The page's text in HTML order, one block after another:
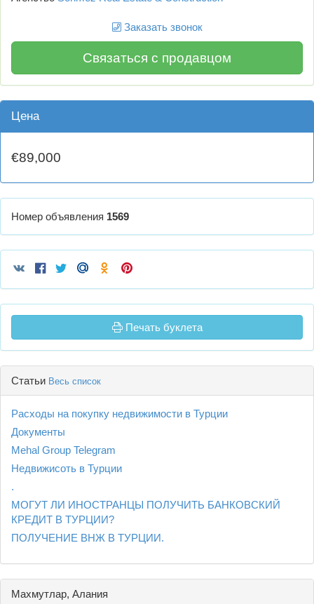
Заказать звонок
Связаться с продавцом
Цена
€89,000
Номер объявления 1569
Печать буклета
Статьи Весь список
Расходы на покупку недвижимости в Турции
Документы
Mehal Group Telegram
Недвижисоть в Турции
.
МОГУТ ЛИ ИНОСТРАНЦЫ ПОЛУЧИТЬ БАНКОВСКИЙ
КРЕДИТ В ТУРЦИИ?
ПОЛУЧЕНИЕ ВНЖ В ТУРЦИИ.
Махмутлар, Алания